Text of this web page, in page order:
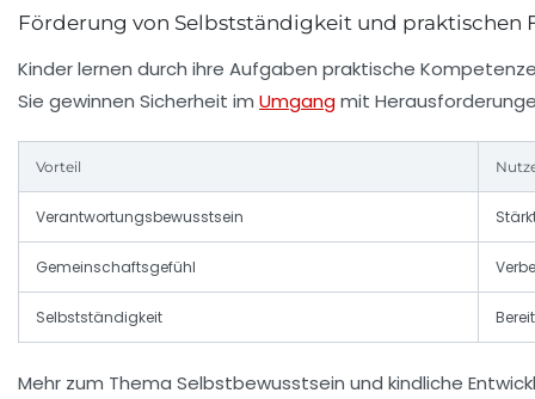
Förderung von Selbstständigkeit und praktischen
Kinder lernen durch ihre Aufgaben praktische
Sie gewinnen Sicherheit im Umgangmit
Vorteil
Verantwortungsbewusstsein
Gemeinschaftsgefühl
Selbstständigkeit
Mehr zum Thema Selbstbewusstsein und kindliche